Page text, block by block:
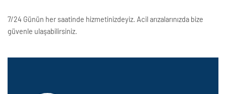
7/24 Günün her saatinde hizmetinizdeyiz. Acil arızalarınızda bize
güvenle ulaşabilirsiniz.